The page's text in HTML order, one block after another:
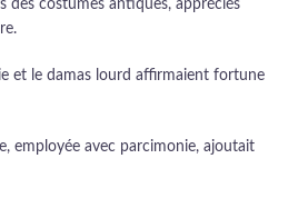
des costumes antiques, appréciés
et le damas lourd affirmaient fortune
employée avec parcimonie, ajoutait